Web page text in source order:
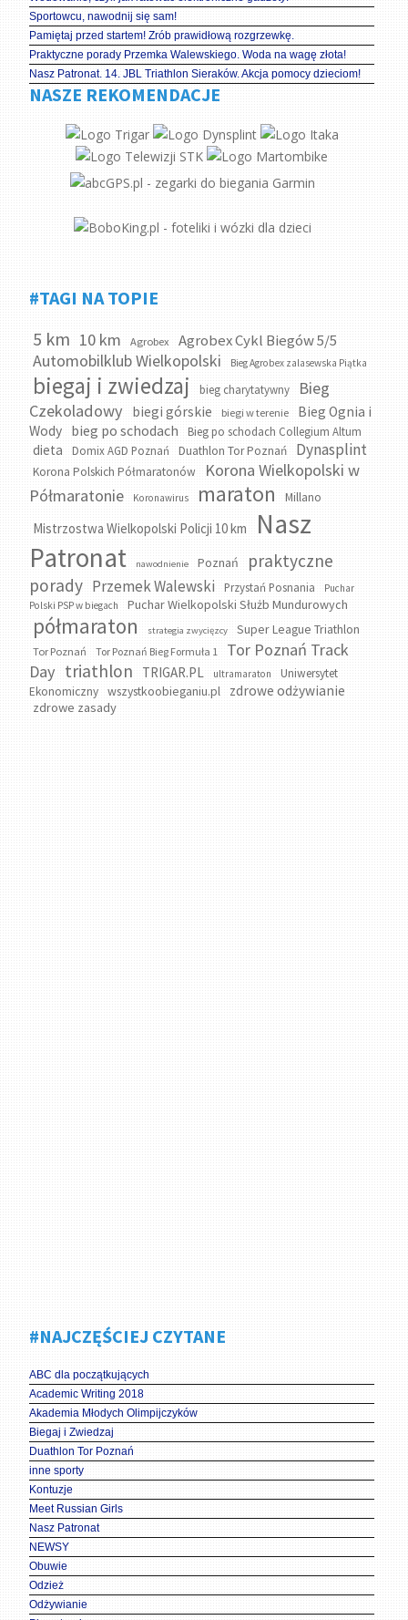
Sportowcu, nawodnij się sam!
Pamiętaj przed startem! Zrób prawidłową rozgrzewkę.
Praktyczne porady Przemka Walewskiego. Woda na wagę złota!
Nasz Patronat. 14. JBL Triathlon Sieraków. Akcja pomocy dzieciom!
NASZE REKOMENDACJE
#TAGI NA TOPIE
5 km 10 km Agrobex Agrobex Cykl Biegów 5/5
Automobilklub Wielkopolski Bieg Agrobex zalasewska Piątka
biegaj i zwiedzaj bieg charytatywny
Bieg
Czekoladowy
biegi górskie biegi w terenie
Bieg Ognia i
Wody bieg po schodach Bieg po schodach Collegium Altum
dieta Domix AGD Poznań Duathlon Tor Poznań Dynasplint
Korona Polskich Półmaratonów
Korona Wielkopolski w
Półmaratonie
Koronawirus maraton Millano
Mistrzostwa Wielkopolski Policji 10 km
Nasz
Patronat
nawodnienie Poznań
praktyczne
porady Przemek Walewski Przystań Posnania
Puchar
Polski PSP w biegach
Puchar Wielkopolski Służb Mundurowych
półmaraton strategia zwycięzcy Super League Triathlon
Tor Poznań Tor Poznań Bieg Formuła 1
Tor Poznań Track
Day triathlon TRIGAR.PL ultramaraton
Uniwersytet
Ekonomiczny
wszystkoobieganiu.pl zdrowe odżywianie
zdrowe zasady
#NAJCZĘŚCIEJ CZYTANE
ABC dla początkujących
Academic Writing 2018
Akademia Młodych Olimpijczyków
Biegaj i Zwiedzaj
Duathlon Tor Poznań
inne sporty
Kontuzje
Meet Russian Girls
Nasz Patronat
NEWSY
Obuwie
Odzież
Odżywianie